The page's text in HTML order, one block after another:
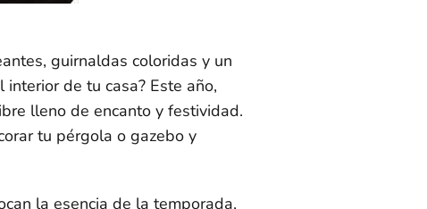
guirnaldas coloridas y un
de tu casa? Este año,
lleno de encanto y festividad.
tu pérgola o gazebo y
la esencia de la temporada,